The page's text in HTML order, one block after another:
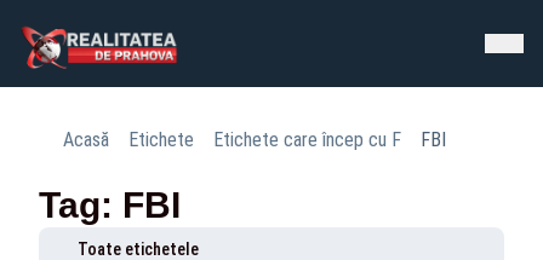
Acasă Etichete Etichete care încep cu F FBI
Tag: FBI
Toate etichetele